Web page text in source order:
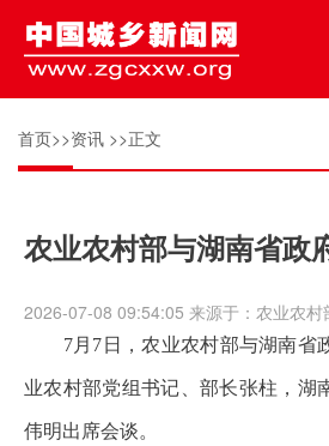
首页>>资讯 >>正文
农业农村部与湖南省政
2026-07-08 09:54:05 来源于：农业农村
7月7日，农业农村部与湖南省
业农村部党组书记、部长张柱，湖
伟明出席会谈。